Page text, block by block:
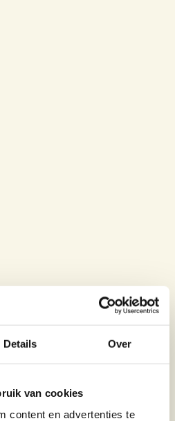
Details Over
van cookies
content en advertenties te